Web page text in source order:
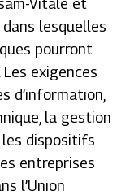
Vitale et
lesquelles
pourront
exigences
d’information,
la gestion
dispositifs
entreprises
l’Union